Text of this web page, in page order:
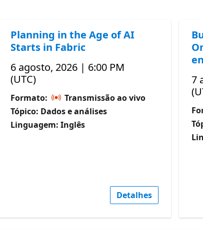
Planning in the Age of AI
Starts in Fabric
6 agosto, 2026 | 6:00 PM
(UTC)
Formato:
Transmissão ao vivo
Tópico: Dados e análises
Linguagem: Inglês
Detalhes
7